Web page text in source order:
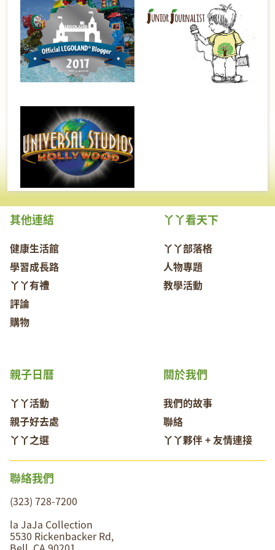
其他連結
健康生活館
學習成長路
丫丫有禮
評論
購物
丫丫看天下
丫丫部落格
人物專題
教學活動
關於我們
我們的故事
聯絡
丫丫夥伴 + 友情連接
親子日曆
丫丫活動
親子好去處
丫丫之選
聯絡我們
(323) 728-7200
la JaJa Collection
5530 Rickenbacker Rd,